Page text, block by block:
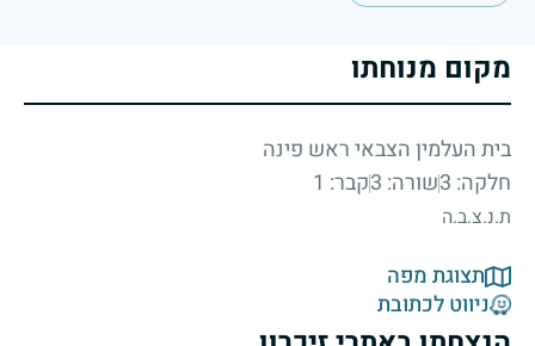
מקום מנוחתו
בית העלמין הצבאי ראש פינה
חלקה: 3
שורה: 3 קבר: 1
ת.נ.צ.ב.ה
תצוגת מפה
ניווט לכתובת